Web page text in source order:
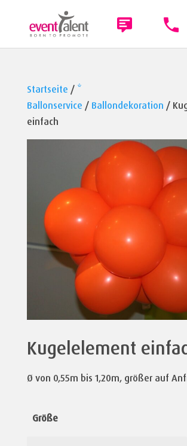
Startseite / *
Ballonservice / Ballondekoration /
einfach
Kugelelement
Ø von 0,55m bis 1,20m, größer auf
Größe